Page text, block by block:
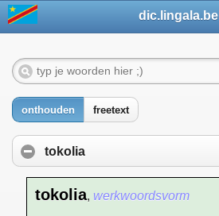
dic.lingala.be
onthouden freetext
tokolia
tokolia, werkwoordsvorm